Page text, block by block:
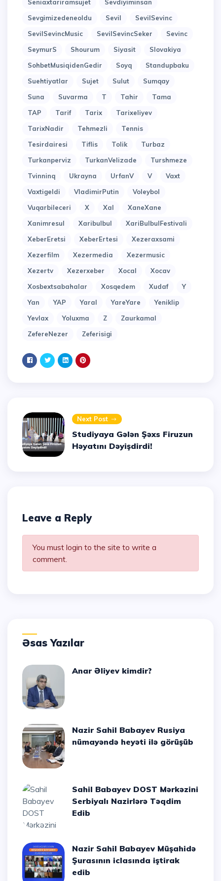
Seniaxtariramsujet
Sevdiyiminsan
Sevgimizedeneoldu
Sevil
SevilSevinc
SevilSevincMusic
SevilSevincSeker
Sevinc
SeymurS
Shourum Siyasit
Slovakiya
SohbetMusiqidenGedir
Soyq
Standupbaku
Suehtiyatlar
Sujet Sulut
Sumqay
Suna
Suvarma T Tahir
Tama
TAP
Tarif Tarix
Tarixeliyev
TarixNadir
Tehmezli
Tennis
Tesirdairesi
Tiflis Tolik
Turbaz
Turkanperviz
TurkanVelizade
Turshmeze
Tvinninq
Ukrayna UrfanV V
Vaxt
Vaxtigeldi
VladimirPutin
Voleybol
Vuqarbileceri
X Xal
XaneXane
Xanimresul
Xaribulbul
XariBulbulFestivali
XeberEretsi
XeberErtesi
Xezeraxsami
Xezerfilm
Xezermedia
Xezermusic
Xezertv
Xezerxeber Xocal
Xocav
Xosbextsabahalar
Xosqedem Xudaf
Y
Yan
YAP Yaral YareYare
Yeniklip
Yevlax
Yoluxma Z
Zaurkamal
ZefereNezer
Zeferisigi
Next Post
Studiyaya Gələn Şəxs Firuzun
Həyatını Dəyişdirdi!
Leave a Reply
You must login to the site to write a
comment.
Əsas Yazılar
Anar Əliyev kimdir?
Nazir Sahil Babayev Rusiya
nümayəndə heyəti ilə görüşüb
Sahil Babayev DOST Mərkəzini
Serbiyalı Nazirlərə Təqdim
Edib
Nazir Sahil Babayev Müşahidə
Şurasının iclasında iştirak
edib